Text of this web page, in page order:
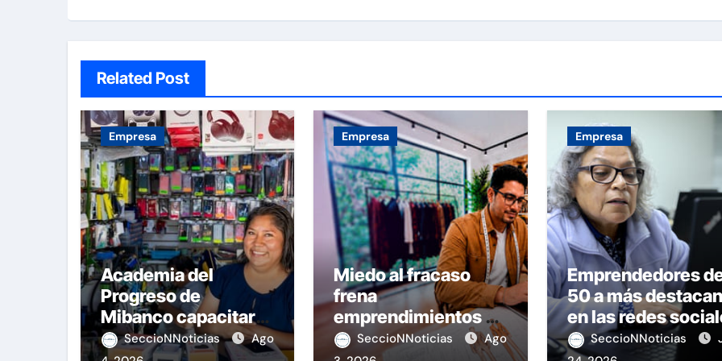
Related Post
Empresa
Academia del
Progreso de
Mibanco capacitará
a emprendedores
SeccioNNoticias
Ago
Empresa
Miedo al fracaso
frena
emprendimientos en
el Perú
SeccioNNoticias
Ago
Empresa
Emprendedores
50 a más destacan
en las redes
SeccioNNoticias